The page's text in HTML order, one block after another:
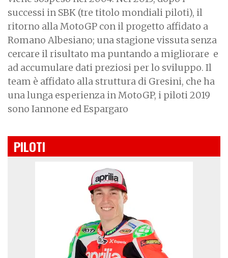
successi in SBK (tre titolo mondiali piloti), il
ritorno alla MotoGP con il progetto affidato a
Romano Albesiano; una stagione vissuta senza
cercare il risultato ma puntando a migliorare e
ad accumulare dati preziosi per lo sviluppo. Il
team è affidato alla struttura di Gresini, che ha
una lunga esperienza in MotoGP, i piloti 2019
sono Iannone ed Espargaro
PILOTI